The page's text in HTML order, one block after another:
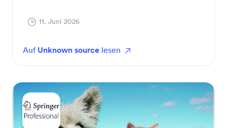
11. Juni 2026
Auf Unknown source lesen